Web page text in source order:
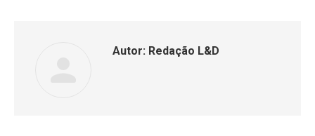
Autor: Redação L&D